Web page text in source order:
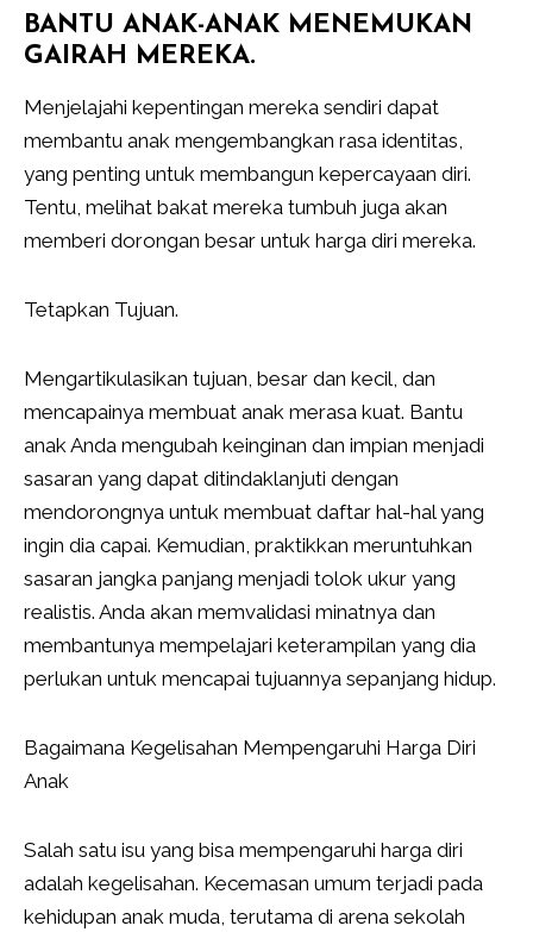
BANTU ANAK-ANAK MENEMUKAN
GAIRAH MEREKA.
Menjelajahi kepentingan mereka sendiri dapat
membantu anak mengembangkan rasa identitas,
yang penting untuk membangun kepercayaan diri.
Tentu, melihat bakat mereka tumbuh juga akan
memberi dorongan besar untuk harga diri mereka.
Tetapkan Tujuan.
Mengartikulasikan tujuan, besar dan kecil, dan
mencapainya membuat anak merasa kuat. Bantu
anak Anda mengubah keinginan dan impian menjadi
sasaran yang dapat ditindaklanjuti dengan
mendorongnya untuk membuat daftar hal-hal yang
ingin dia capai. Kemudian, praktikkan meruntuhkan
sasaran jangka panjang menjadi tolok ukur yang
realistis. Anda akan memvalidasi minatnya dan
membantunya mempelajari keterampilan yang dia
perlukan untuk mencapai tujuannya sepanjang hidup.
Bagaimana Kegelisahan Mempengaruhi Harga Diri
Anak
Salah satu isu yang bisa mempengaruhi harga diri
adalah kegelisahan. Kecemasan umum terjadi pada
kehidupan anak muda, terutama di arena sekolah